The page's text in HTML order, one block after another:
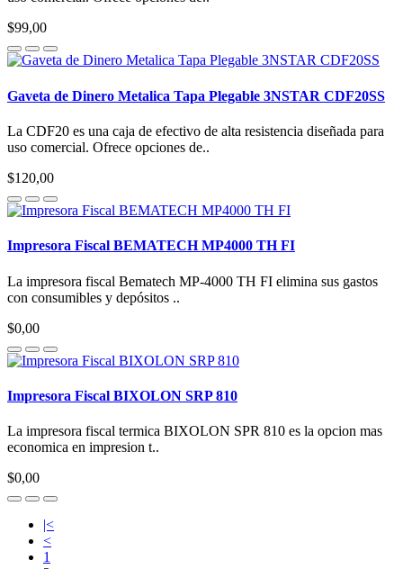
$99,00
Gaveta de Dinero Metalica Tapa Plegable 3NSTAR CDF20SS
La CDF20 es una caja de efectivo de alta resistencia diseñada para
uso comercial. Ofrece opciones de..
$120,00
Impresora Fiscal BEMATECH MP4000 TH FI
La impresora fiscal Bematech MP-4000 TH FI elimina sus gastos
con consumibles y depósitos ..
$0,00
Impresora Fiscal BIXOLON SRP 810
La impresora fiscal termica BIXOLON SPR 810 es la opcion mas
economica en impresion t..
$0,00
|<
<
1